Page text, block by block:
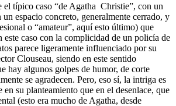
el típico caso “de Agatha Christie”, con un
espacio concreto, generalmente cerrado, y
o “amateur”, aquí esto último) que
este caso con la complicidad de un policía de
parece ligeramente influenciado por su
Clouseau, siendo en este sentido
hay algunos golpes de humor, de corte
se agradecen. Pero, eso sí, la intriga es
en su planteamiento que en el desenlace, que
(esto era mucho de Agatha, desde